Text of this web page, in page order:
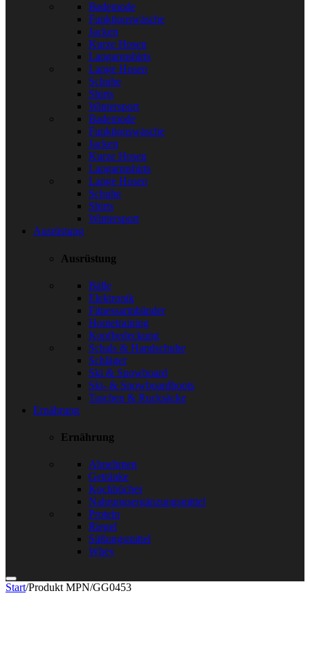
Bademode
Funktionswäsche
Jacken
Kurze Hosen
Langarmshirts
Lange Hosen
Schuhe
Shirts
Wintersport
Bademode
Funktionswäsche
Jacken
Kurze Hosen
Langarmshirts
Lange Hosen
Schuhe
Shirts
Wintersport
Ausrüstung
Ausrüstung
Bälle
Elektronik
Fitnessarmbänder
Hometraining
Kopfbedeckung
Schals & Handschuhe
Schläger
Ski & Snowboard
Ski- & Snowboardboots
Taschen & Rucksäcke
Ernährung
Ernährung
Abnehmen
Getränke
Kochbücher
Nahrungsergänzungsmittel
Protein
Riegel
Süßungsmittel
Whey
Start/Produkt MPN/GG0453